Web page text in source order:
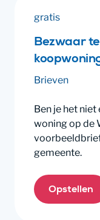
gratis
Bezwaar
Brieven
Ben je het
woning op de
gemeente.
Opstellen